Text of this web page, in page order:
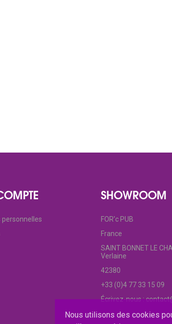
Nous utilisons des cookies
SHOWROOM
FOR'c PUB
France
SAINT BONNET LE
Verlaine
42380
+33 (0)4 77 33 15 09
Écrivez-nous :